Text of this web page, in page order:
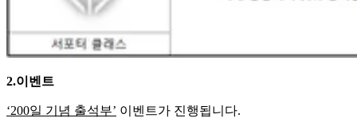
2.이벤트
‘200일 기념 출석부’ 이벤트가 진행됩니다.